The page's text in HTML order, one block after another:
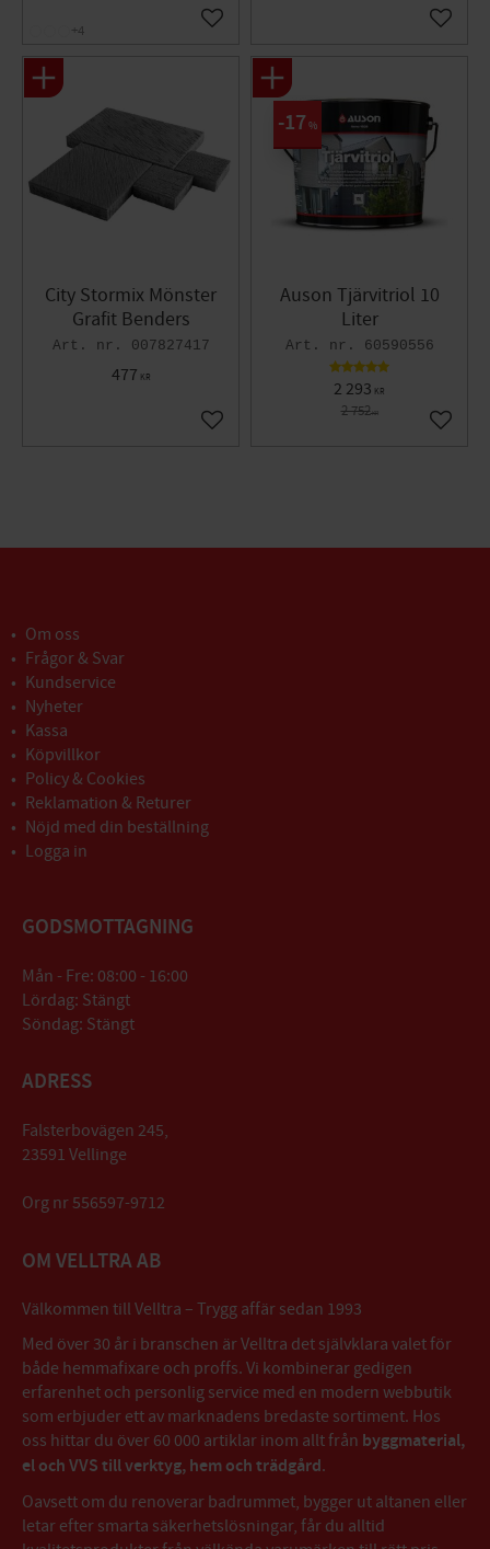
Lägg till i favoriter
+4 Lägg
City Stormix Mönster
Grafit Benders
007827417
477 KR
Lägg till i favoriter
Auson Tjärvitriol 10
Liter
60590556
2 293 KR
2 752KR
17 %
Lägg
Om oss
Frågor & Svar
Kundservice
Nyheter
Kassa
Köpvillkor
Policy & Cookies
Reklamation & Returer
Nöjd med din beställning
Logga in
GODSMOTTAGNING
Mån - Fre: 08:00 - 16:00
Lördag: Stängt
Söndag: Stängt
ADRESS
Falsterbovägen 245,
23591 Vellinge
Org nr 556597-9712
OM VELLTRA AB
Välkommen till Velltra – Trygg affär sedan 1993
Med över 30 år i branschen är Velltra det självklara valet för
både hemmafixare och proffs. Vi kombinerar gedigen
erfarenhet och personlig service med en modern webbutik
som erbjuder ett av marknadens bredaste sortiment. Hos
oss hittar du över 60 000 artiklar inom allt från byggmaterial,
el och VVS till verktyg, hem och trädgård.
Oavsett om du renoverar badrummet, bygger ut altanen eller
letar efter smarta säkerhetslösningar, får du alltid